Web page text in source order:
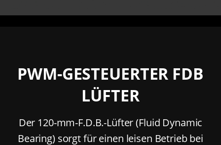
PWM-GESTEUERTER FDB
LÜFTER
Der 120-mm-F.D.B.-Lüfter (Fluid Dynamic
Bearing) sorgt für einen leisen Betrieb bei